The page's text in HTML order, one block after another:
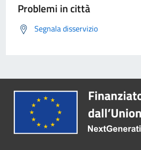
Problemi in città
Segnala disservizio